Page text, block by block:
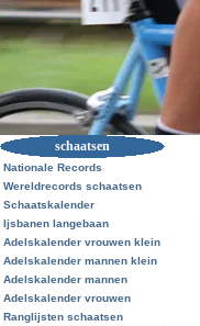
schaatsen
Nationale Records
Wereldrecords schaatsen
Schaatskalender
Ijsbanen langebaan
Adelskalender vrouwen klein
Adelskalender mannen klein
Adelskalender mannen
Adelskalender vrouwen
Ranglijsten schaatsen